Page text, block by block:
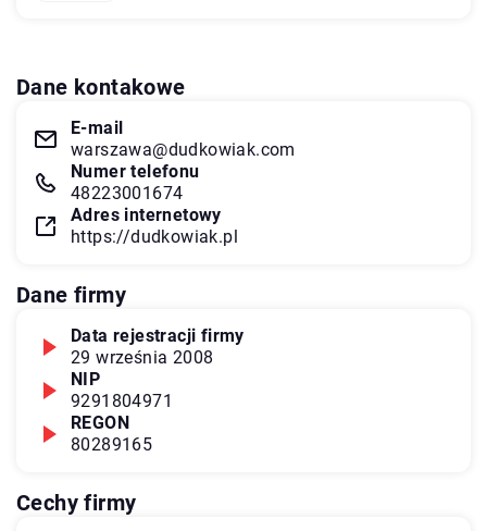
Dane kontakowe
E-mail
warszawa@dudkowiak.com
Numer telefonu
48223001674
Adres internetowy
https://dudkowiak.pl
Dane firmy
Data rejestracji firmy
29 września 2008
NIP
9291804971
REGON
80289165
Cechy firmy